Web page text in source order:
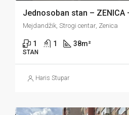
Mejdandžik, Strogi centar, Zenica
1 1 38m²
STAN
Haris Stupar